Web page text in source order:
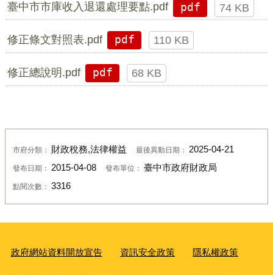
臺中市市庫收入退還處理要點.pdf pdf 74 KB
修正條文對照表.pdf pdf 110 KB
修正總說明.pdf pdf 68 KB
市府分類： 財政稅務,法律權益 最後異動日期： 2025-04-21
發布日期： 2015-04-08 發布單位： 臺中市政府財政局
點閱次數： 3316
政府網站資料開放宣告 資訊安全政策 隱私權政策